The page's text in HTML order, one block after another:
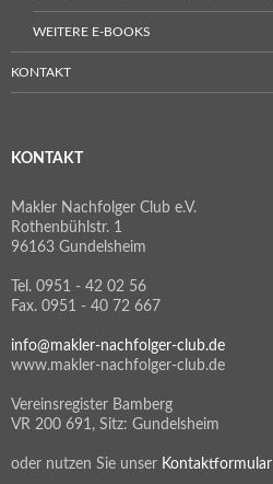
WEITERE E-BOOKS
KONTAKT
KONTAKT
Makler Nachfolger Club e.V.
Rothenbühlstr. 1
96163 Gundelsheim
Tel. 0951 - 42 02 56
Fax. 0951 - 40 72 667
info@makler-nachfolger-club.de
www.makler-nachfolger-club.de
Vereinsregister Bamberg
VR 200 691, Sitz: Gundelsheim
oder nutzen Sie unser Kontaktformular